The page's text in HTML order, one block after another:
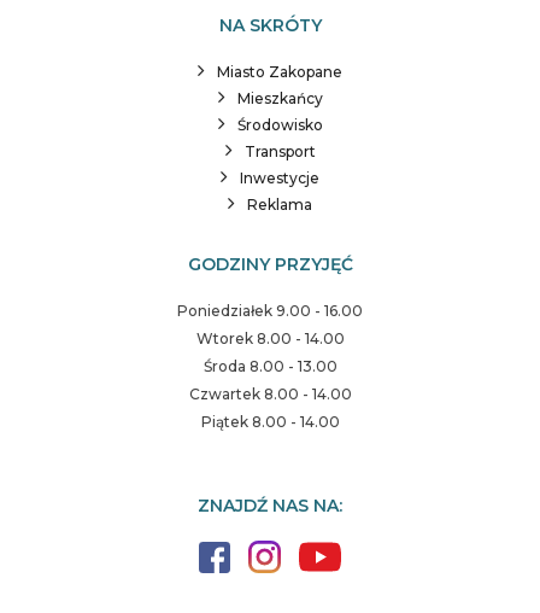
NA SKRÓTY
Miasto Zakopane
Mieszkańcy
Środowisko
Transport
Inwestycje
Reklama
GODZINY PRZYJĘĆ
Poniedziałek 9.00 - 16.00
Wtorek 8.00 - 14.00
Środa 8.00 - 13.00
Czwartek 8.00 - 14.00
Piątek 8.00 - 14.00
ZNAJDŹ NAS NA: